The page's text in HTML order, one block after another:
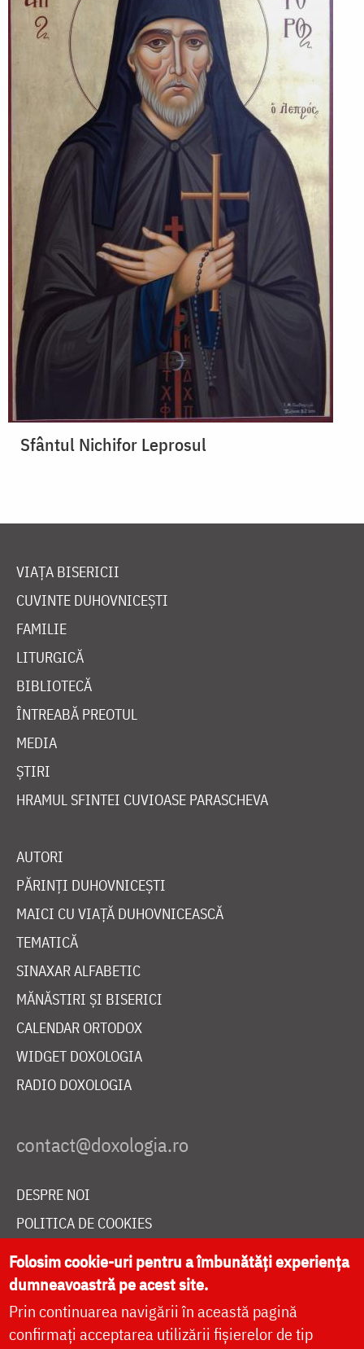
Sfântul Nichifor Leprosul
VIAȚA BISERICII
CUVINTE DUHOVNICEȘTI
FAMILIE
LITURGICĂ
BIBLIOTECĂ
ÎNTREABĂ PREOTUL
MEDIA
ȘTIRI
HRAMUL SFINTEI CUVIOASE PARASCHEVA
AUTORI
PĂRINȚI DUHOVNICEȘTI
MAICI CU VIAȚĂ DUHOVNICEASCĂ
TEMATICĂ
SINAXAR ALFABETIC
MĂNĂSTIRI ȘI BISERICI
CALENDAR ORTODOX
WIDGET DOXOLOGIA
RADIO DOXOLOGIA
DESPRE NOI
POLITICA DE COOKIES
DONEAZĂ ONLINE PENTRU CATEDRALA NAȚIONALĂ
LIVE
Folosim cookie-uri pentru a îmbunătăți experiența
dumneavoastră pe acest site.
Prin continuarea navigării în această pagină
confirmați acceptarea utilizării fișierelor de tip